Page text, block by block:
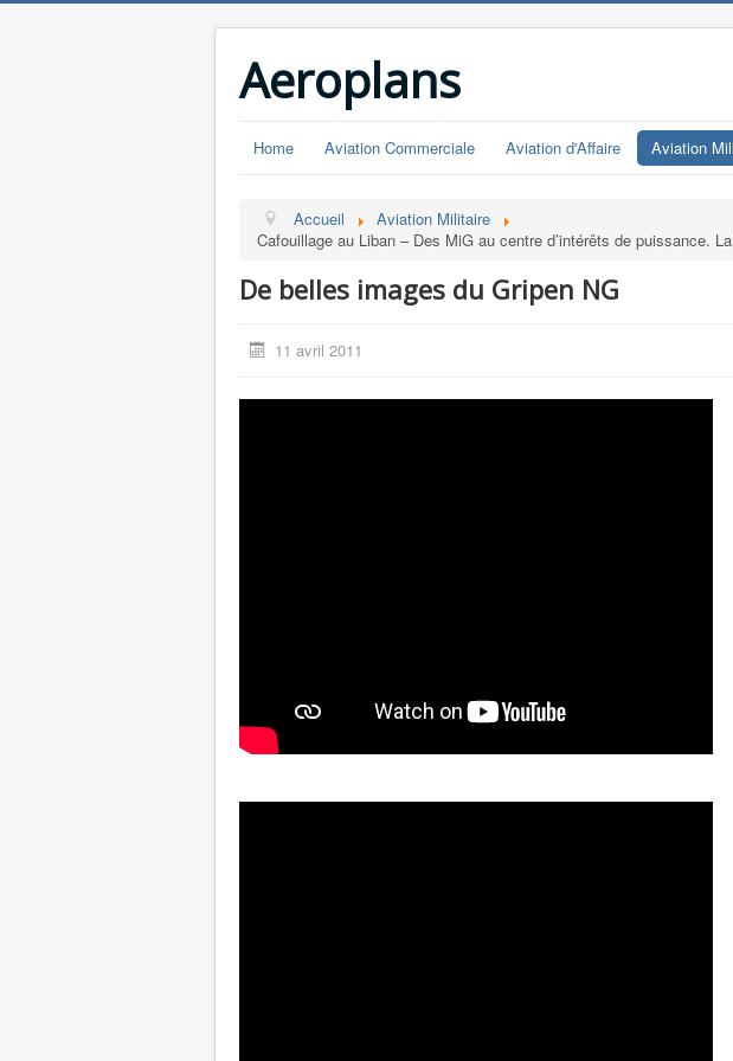
Aeroplans
Home Aviation Commerciale Aviation d'Affaire Aviation
Accueil
Aviation Militaire
Cafouillage au Liban – Des MiG au centre d’intérêts de puissance.
De belles images du Gripen NG
11 avril 2011